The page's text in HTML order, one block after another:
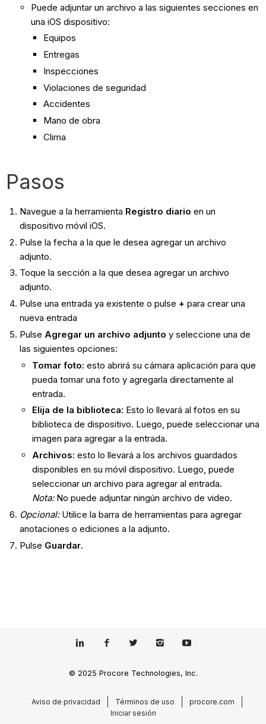
Puede adjuntar un archivo a las siguientes secciones en
una iOS dispositivo:
Equipos
Entregas
Inspecciones
Violaciones de seguridad
Accidentes
Mano de obra
Clima
Pasos
Navegue a la herramienta Registro diario en un
dispositivo móvil iOS.
Pulse la fecha a la que le desea agregar un archivo
adjunto.
Toque la sección a la que desea agregar un archivo
adjunto.
Pulse una entrada ya existente o pulse + para crear una
nueva entrada
Pulse Agregar un archivo adjunto y seleccione una de
las siguientes opciones:
Tomar foto: esto abrirá su cámara aplicación para que
pueda tomar una foto y agregarla directamente al
entrada.
Elija de la biblioteca: Esto lo llevará al fotos en su
biblioteca de dispositivo. Luego, puede seleccionar una
imagen para agregar a la entrada.
Archivos: esto lo llevará a los archivos guardados
disponibles en su móvil dispositivo. Luego, puede
seleccionar un archivo para agregar al entrada.
Nota:No puede adjuntar ningún archivo de video.
Opcional:Utilice la barra de herramientas para agregar
anotaciones o ediciones a la adjunto.
Pulse Guardar.
© 2025 Procore Technologies, Inc.
Aviso de privacidad Términos de uso
procore.com
Iniciar sesión